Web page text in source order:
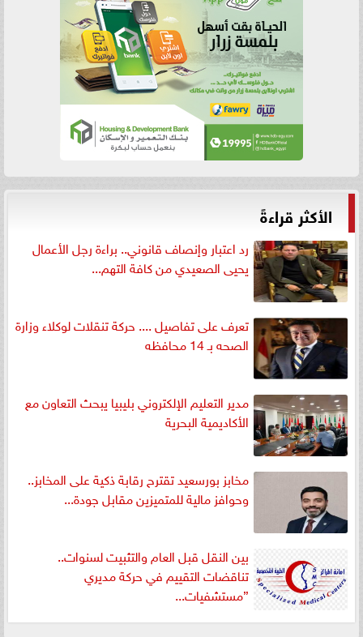
الأكثر قراءةً
رد اعتبار وإنصاف قانوني.. براءة رجل الأعمال
يحيى الصعيدي من كافة التهم...
تعرف على تفاصيل .... حركة تنقلات لوكلاء وزارة
الصحه بـ 14 محافظه
مدير التعليم الإلكتروني بليبيا يبحث التعاون مع
الأكاديمية البحرية
مخابز بورسعيد تقترح رقابة ذكية على المخابز..
وحوافز مالية للمتميزين مقابل جودة...
بين النقل قبل العام والتثبيت لسنوات..
تناقضات التقييم في حركة مديري
”مستشفيات...